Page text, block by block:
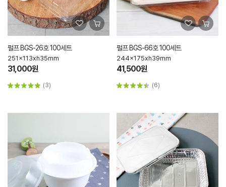
펄프 BGS-26호 100세트
251x113xh35mm
31,000원
(3)
펄프 BGS-66호 100세트
244x175xh39mm
41,500원
(6)